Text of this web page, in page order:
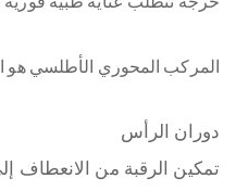
المركب المحوري الأطلسي
دوران الرأس
تمكين الرقبة من الانعطاف